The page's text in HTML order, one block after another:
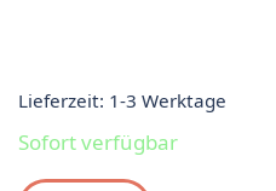
Lieferzeit: 1-3 Werktage
Sofort verfügbar